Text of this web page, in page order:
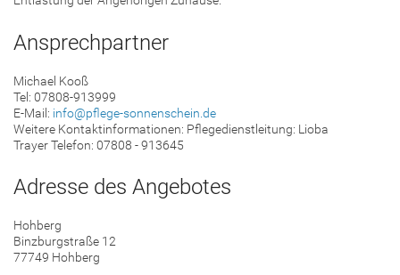
Ansprechpartner
Michael Kooß
Tel: 07808-913999
E-Mail: info@pflege-sonnenschein.de
Weitere Kontaktinformationen: Pflegedienstleitung: Lioba
Trayer Telefon: 07808 - 913645
Adresse des Angebotes
Hohberg
Binzburgstraße 12
77749 Hohberg